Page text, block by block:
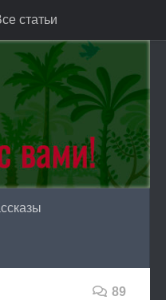
статьи
89